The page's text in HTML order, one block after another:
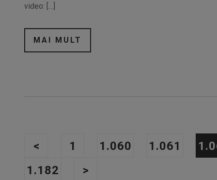
video: […]
MAI MULT
< 1 1.060 1.061
1.182
>